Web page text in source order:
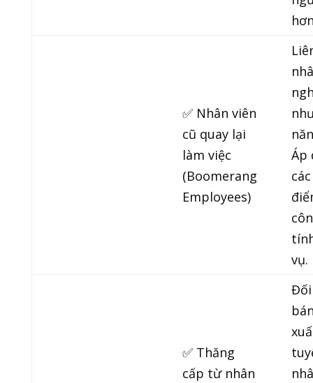
✅ Nhân viên
cũ quay lại
làm việc
(Boomerang
Employees)
Áp
vụ.
✅ Thăng
cấp từ nhân
Đối